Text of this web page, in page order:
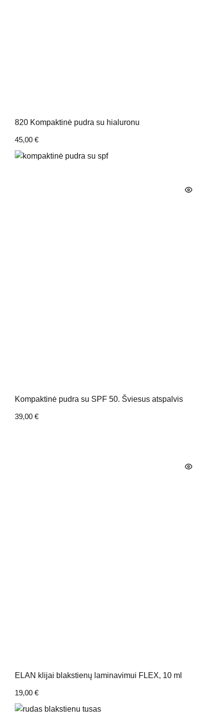
820 Kompaktinė pudra su hialuronu
45,00 €
Kompaktinė pudra su SPF 50. Šviesus atspalvis
39,00 €
ELAN klijai blakstienų laminavimui FLEX, 10 ml
19,00 €